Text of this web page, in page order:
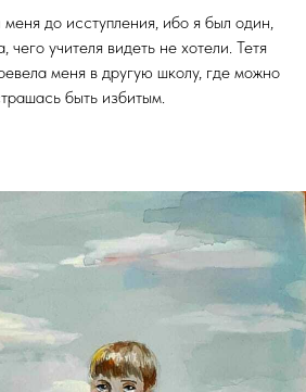
до исступления, ибо я был один,
учителя видеть не хотели. Тетя
меня в другую школу, где можно
быть избитым.